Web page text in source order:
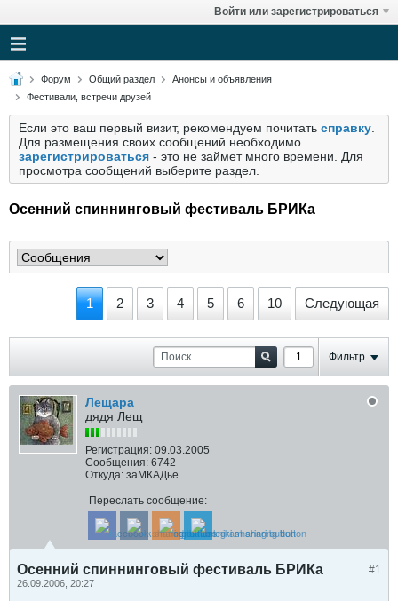
Войти или зарегистрироваться
Форум Общий раздел
Анонсы и объявления
Фестивали, встречи друзей
Если это ваш первый визит, рекомендуем почитать справку
Для размещения своих сообщений необходимо
зарегистрироваться - это не займет много времени. Для
просмотра сообщений выберите раздел.
Осенний спиннинговый фестиваль БРИКа
1 2 3 4 5 6 10 Следующая
Фильтр
Лещара
дядя Лещ
Регистрация: 09.03.2005
Сообщения: 6742
Откуда: заМКАДье
Переслать сообщение:
#1
Осенний спиннинговый фестиваль БРИКа
26.09.2006, 20:27